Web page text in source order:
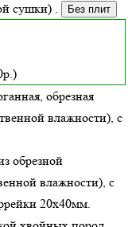
сушки) . Без плит
обрезная
влажности), с
обрезной
влажности), с
20х40мм.